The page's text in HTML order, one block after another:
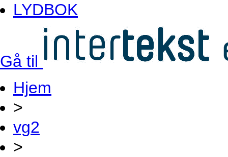
LYDBOK
Gå til
Hjem
>
vg2
>